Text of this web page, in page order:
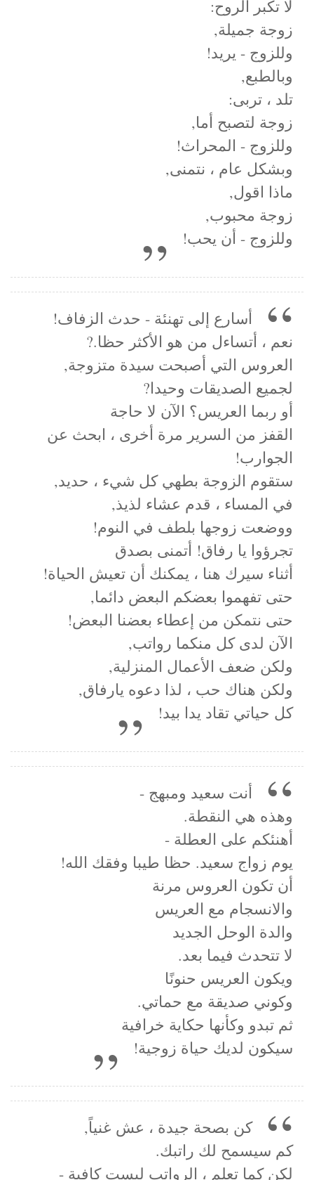
لا تكبر الروح:
زوجة جميلة,
وللزوج - يريد!
وبالطبع,
تلد ، تربى:
زوجة لتصبح أما,
وللزوج - المحراث!
وبشكل عام ، نتمنى,
ماذا اقول,
زوجة محبوب,
وللزوج - أن يحب!
أسارع إلى تهنئة - حدث الزفاف!
نعم ، أتساءل من هو الأكثر حظا.?
العروس التي أصبحت سيدة متزوجة,
لجميع الصديقات وحيدا?
أو ربما العريس؟ الآن لا حاجة
القفز من السرير مرة أخرى ، ابحث عن
الجوارب!
ستقوم الزوجة بطهي كل شيء ، حديد,
في المساء ، قدم عشاء لذيذ,
ووضعت زوجها بلطف في النوم!
تجرؤوا يا رفاق! أتمنى بصدق
أثناء سيرك هنا ، يمكنك أن تعيش الحياة!
حتى تفهموا بعضكم البعض دائما,
حتى نتمكن من إعطاء بعضنا البعض!
الآن لدى كل منكما رواتب,
ولكن ضعف الأعمال المنزلية,
ولكن هناك حب ، لذا دعوه يارفاق,
كل حياتي تقاد يدا بيد!
أنت سعيد ومبهج -
وهذه هي النقطة.
أهنئكم على العطلة -
يوم زواج سعيد. حظا طيبا وفقك الله!
أن تكون العروس مرنة
والانسجام مع العريس
والدة الوحل الجديد
لا تتحدث فيما بعد.
ويكون العريس حنونًا
وكوني صديقة مع حماتي.
ثم تبدو وكأنها حكاية خرافية
سيكون لديك حياة زوجية!
كن بصحة جيدة ، عش غنياً,
كم سيسمح لك راتبك.
لكن كما تعلم ، الرواتب ليست كافية -